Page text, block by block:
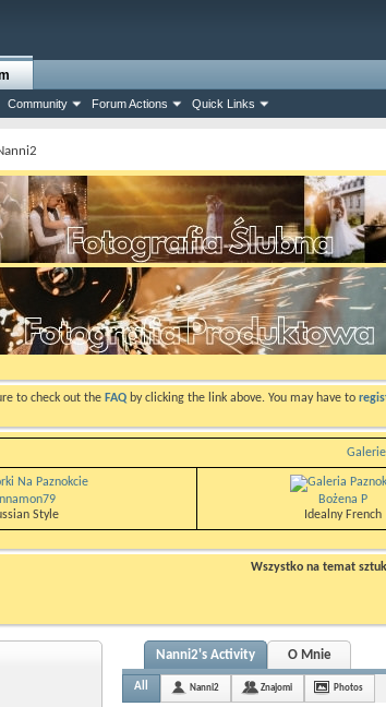
Community Forum Actions Quick Links
to check out the FAQ by clicking the link above. You may have to
Style
Bożena P
Idealny French
Wszystko na temat
Nanni2's Activity O Mnie
All Nanni2 Znajomi Photos